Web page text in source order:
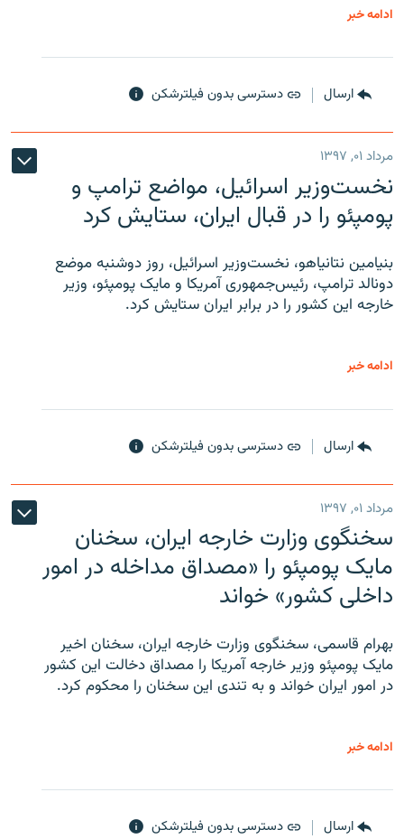
ادامه خبر
ارسال دسترسی بدون فیلترشکن
مرداد ۰۱, ۱۳۹۷
نخست‌وزیر اسرائیل، مواضع ترامپ و
پومپئو را در قبال ایران، ستایش کرد
بنیامین نتانیاهو، نخست‌وزیر اسرائیل، روز دوشنبه موضع
دونالد ترامپ، رئیس‌جمهوری آمریکا و مایک پومپئو، وزیر
خارجه این کشور را در برابر ایران ستایش کرد.
ادامه خبر
ارسال دسترسی بدون فیلترشکن
مرداد ۰۱, ۱۳۹۷
سخنگوی وزارت خارجه ایران، سخنان
مایک پومپئو را «مصداق مداخله در امور
داخلی کشور» خواند
بهرام قاسمی، سخنگوی وزارت خارجه ایران، سخنان اخیر
مایک پومپئو وزیر خارجه آمریکا را مصداق دخالت این کشور
در امور ایران خواند و به تندی این سخنان را محکوم کرد.
ادامه خبر
ارسال دسترسی بدون فیلترشکن